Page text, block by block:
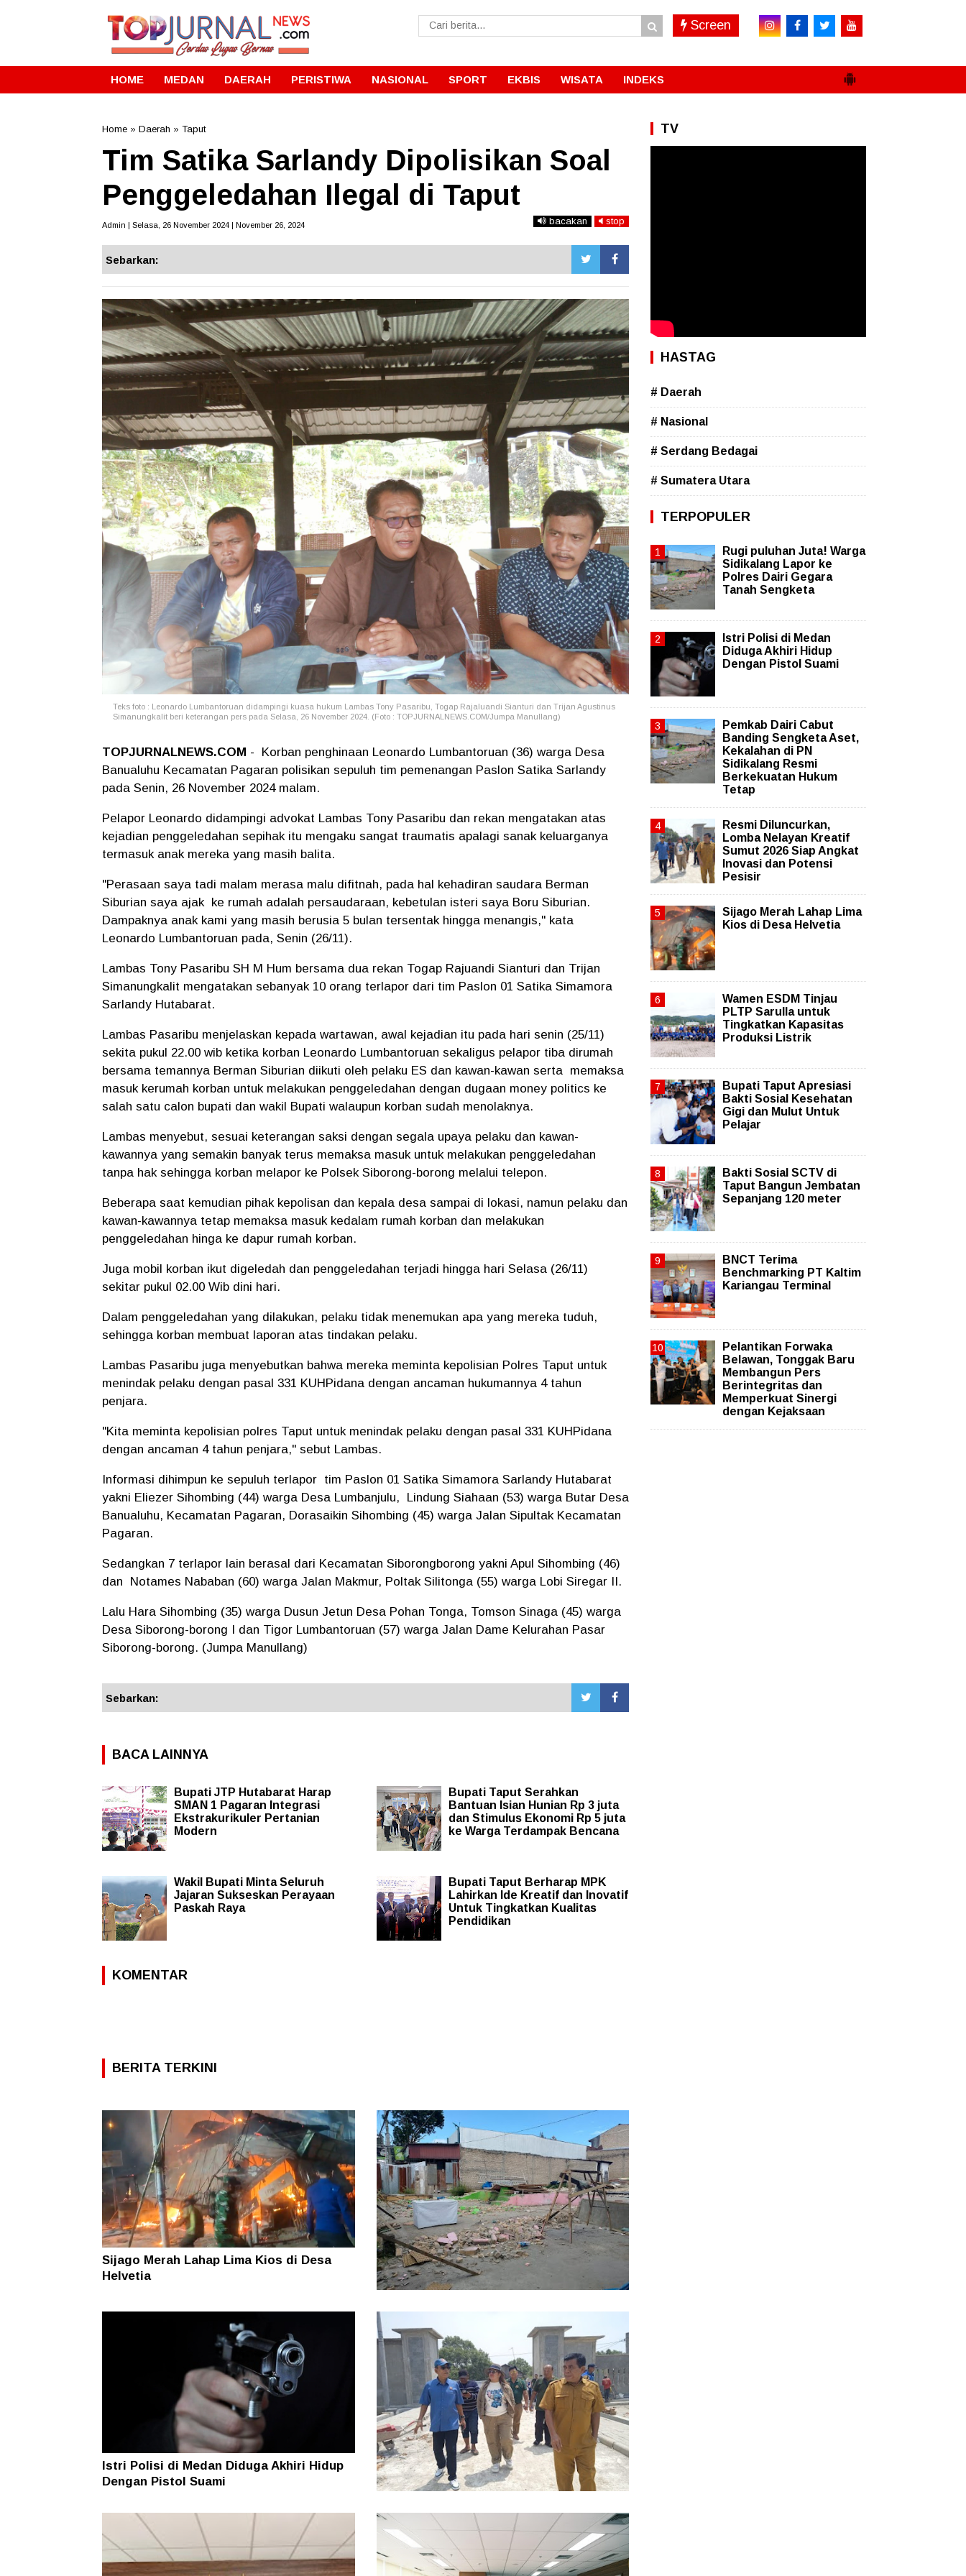
Screen
HOME MEDAN DAERAH PERISTIWA NASIONAL SPORT EKBIS WISATA INDEKS
Home » Daerah » Taput
Tim Satika Sarlandy Dipolisikan Soal
Penggeledahan Ilegal di Taput
Admin | Selasa, 26 November 2024 | November 26, 2024 bacakan stop
Sebarkan:
Teks foto : Leonardo Lumbantoruan didampingi kuasa hukum Lambas Tony Pasaribu, Togap Rajaluandi Sianturi dan Trijan Agustinus
Simanungkalit beri keterangan pers pada Selasa, 26 November 2024. (Foto : TOPJURNALNEWS.COM/Jumpa Manullang)
TOPJURNALNEWS.COM - Korban penghinaan Leonardo Lumbantoruan (36) warga Desa
Banualuhu Kecamatan Pagaran polisikan sepuluh tim pemenangan Paslon Satika Sarlandy
pada Senin, 26 November 2024 malam.
Pelapor Leonardo didampingi advokat Lambas Tony Pasaribu dan rekan mengatakan atas
kejadian penggeledahan sepihak itu mengaku sangat traumatis apalagi sanak keluarganya
termasuk anak mereka yang masih balita.
"Perasaan saya tadi malam merasa malu difitnah, pada hal kehadiran saudara Berman
Siburian saya ajak ke rumah adalah persaudaraan, kebetulan isteri saya Boru Siburian.
Dampaknya anak kami yang masih berusia 5 bulan tersentak hingga menangis," kata
Leonardo Lumbantoruan pada, Senin (26/11).
Lambas Tony Pasaribu SH M Hum bersama dua rekan Togap Rajuandi Sianturi dan Trijan
Simanungkalit mengatakan sebanyak 10 orang terlapor dari tim Paslon 01 Satika Simamora
Sarlandy Hutabarat.
Lambas Pasaribu menjelaskan kepada wartawan, awal kejadian itu pada hari senin (25/11)
sekita pukul 22.00 wib ketika korban Leonardo Lumbantoruan sekaligus pelapor tiba dirumah
bersama temannya Berman Siburian diikuti oleh pelaku ES dan kawan-kawan serta memaksa
masuk kerumah korban untuk melakukan penggeledahan dengan dugaan money politics ke
salah satu calon bupati dan wakil Bupati walaupun korban sudah menolaknya.
Lambas menyebut, sesuai keterangan saksi dengan segala upaya pelaku dan kawan-
kawannya yang semakin banyak terus memaksa masuk untuk melakukan penggeledahan
tanpa hak sehingga korban melapor ke Polsek Siborong-borong melalui telepon.
Beberapa saat kemudian pihak kepolisan dan kepala desa sampai di lokasi, namun pelaku dan
kawan-kawannya tetap memaksa masuk kedalam rumah korban dan melakukan
penggeledahan hinga ke dapur rumah korban.
Juga mobil korban ikut digeledah dan penggeledahan terjadi hingga hari Selasa (26/11)
sekitar pukul 02.00 Wib dini hari.
Dalam penggeledahan yang dilakukan, pelaku tidak menemukan apa yang mereka tuduh,
sehingga korban membuat laporan atas tindakan pelaku.
Lambas Pasaribu juga menyebutkan bahwa mereka meminta kepolisian Polres Taput untuk
menindak pelaku dengan pasal 331 KUHPidana dengan ancaman hukumannya 4 tahun
penjara.
"Kita meminta kepolisian polres Taput untuk menindak pelaku dengan pasal 331 KUHPidana
dengan ancaman 4 tahun penjara," sebut Lambas.
Informasi dihimpun ke sepuluh terlapor tim Paslon 01 Satika Simamora Sarlandy Hutabarat
yakni Eliezer Sihombing (44) warga Desa Lumbanjulu, Lindung Siahaan (53) warga Butar Desa
Banualuhu, Kecamatan Pagaran, Dorasaikin Sihombing (45) warga Jalan Sipultak Kecamatan
Pagaran.
Sedangkan 7 terlapor lain berasal dari Kecamatan Siborongborong yakni Apul Sihombing (46)
dan Notames Nababan (60) warga Jalan Makmur, Poltak Silitonga (55) warga Lobi Siregar II.
Lalu Hara Sihombing (35) warga Dusun Jetun Desa Pohan Tonga, Tomson Sinaga (45) warga
Desa Siborong-borong I dan Tigor Lumbantoruan (57) warga Jalan Dame Kelurahan Pasar
Siborong-borong. (Jumpa Manullang)
Sebarkan:
BACA LAINNYA
Bupati JTP Hutabarat Harap
SMAN 1 Pagaran Integrasi
Ekstrakurikuler Pertanian
Modern
Bupati Taput Serahkan
Bantuan Isian Hunian Rp 3 juta
dan Stimulus Ekonomi Rp 5 juta
ke Warga Terdampak Bencana
Wakil Bupati Minta Seluruh
Jajaran Sukseskan Perayaan
Paskah Raya
Bupati Taput Berharap MPK
Lahirkan Ide Kreatif dan Inovatif
Untuk Tingkatkan Kualitas
Pendidikan
KOMENTAR
BERITA TERKINI
Sijago Merah Lahap Lima Kios di Desa
Helvetia
Rugi puluhan Juta! Warga Sidikalang
Lapor ke Polres Dairi Gegara Tanah
Sengketa
Istri Polisi di Medan Diduga Akhiri Hidup
Dengan Pistol Suami
Resmi Diluncurkan, Lomba Nelayan
Kreatif Sumut 2026 Siap Angkat Inovasi
dan Potensi Pesisir
TV
HASTAG
# Daerah
# Nasional
# Serdang Bedagai
# Sumatera Utara
TERPOPULER
Rugi puluhan Juta! Warga
Sidikalang Lapor ke
Polres Dairi Gegara
Tanah Sengketa
Istri Polisi di Medan
Diduga Akhiri Hidup
Dengan Pistol Suami
Pemkab Dairi Cabut
Banding Sengketa Aset,
Kekalahan di PN
Sidikalang Resmi
Berkekuatan Hukum
Tetap
Resmi Diluncurkan,
Lomba Nelayan Kreatif
Sumut 2026 Siap Angkat
Inovasi dan Potensi
Pesisir
Sijago Merah Lahap Lima
Kios di Desa Helvetia
Wamen ESDM Tinjau
PLTP Sarulla untuk
Tingkatkan Kapasitas
Produksi Listrik
Bupati Taput Apresiasi
Bakti Sosial Kesehatan
Gigi dan Mulut Untuk
Pelajar
Bakti Sosial SCTV di
Taput Bangun Jembatan
Sepanjang 120 meter
BNCT Terima
Benchmarking PT Kaltim
Kariangau Terminal
Pelantikan Forwaka
Belawan, Tonggak Baru
Membangun Pers
Berintegritas dan
Memperkuat Sinergi
dengan Kejaksaan